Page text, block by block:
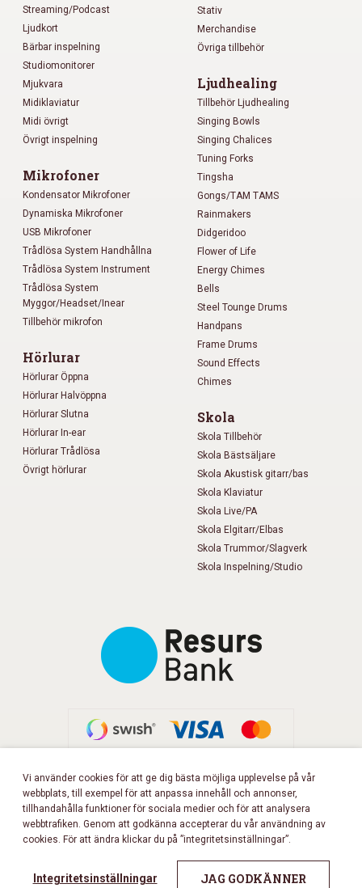
Streaming/Podcast
Ljudkort
Bärbar inspelning
Studiomonitorer
Mjukvara
Midiklaviatur
Midi övrigt
Övrigt inspelning
Mikrofoner
Kondensator Mikrofoner
Dynamiska Mikrofoner
USB Mikrofoner
Trådlösa System Handhållna
Trådlösa System Instrument
Trådlösa System
Myggor/Headset/Inear
Tillbehör mikrofon
Hörlurar
Hörlurar Öppna
Hörlurar Halvöppna
Hörlurar Slutna
Hörlurar In-ear
Hörlurar Trådlösa
Övrigt hörlurar
Stativ
Merchandise
Övriga tillbehör
Ljudhealing
Tillbehör Ljudhealing
Singing Bowls
Singing Chalices
Tuning Forks
Tingsha
Gongs/TAM TAMS
Rainmakers
Didgeridoo
Flower of Life
Energy Chimes
Bells
Steel Tounge Drums
Handpans
Frame Drums
Sound Effects
Chimes
Skola
Skola Tillbehör
Skola Bästsäljare
Skola Akustisk gitarr/bas
Skola Klaviatur
Skola Live/PA
Skola Elgitarr/Elbas
Skola Trummor/Slagverk
Skola Inspelning/Studio
FÖLJ OSS PÅ FACEBOOK!
Vi använder cookies för att ge dig bästa möjliga upplevelse på vår
webbplats, till exempel för att anpassa innehåll och annonser,
tillhandahålla funktioner för sociala medier och för att analysera
webbtrafiken. Genom att godkänna accepterar du vår användning av
cookies. För att ändra klickar du på ”integritetsinställningar”.
Integritetsinställningar JAG GODKÄNNER